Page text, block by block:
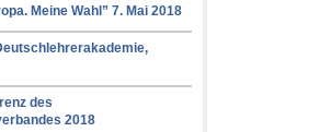
Meine Wahl” 7. Mai 2018
des
2018